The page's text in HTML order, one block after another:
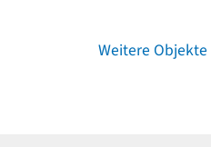
Weitere Objekte